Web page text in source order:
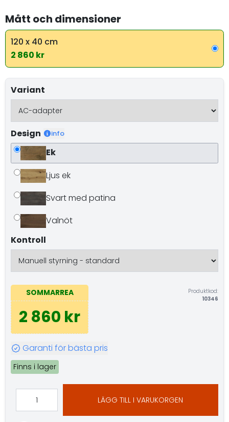
Mått och dimensioner
120 x 40 cm
2 860 kr
Variant
Design info
Ek
Ljus ek
Svart med patina
Valnöt
Kontroll
SOMMARREA
2 860 kr
Produktkod:
10346
Garanti för bästa pris
Finns i lager
LÄGG TILL I VARUKORGEN